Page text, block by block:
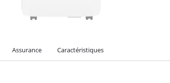
Assurance Caractéristiques